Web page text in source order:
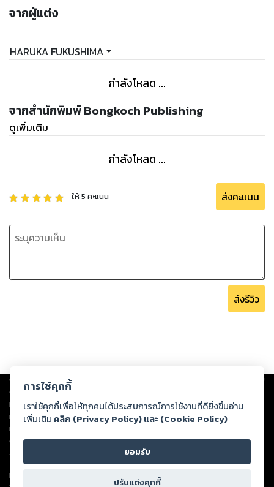
จากผู้แต่ง
HARUKA FUKUSHIMA
กำลังโหลด ...
จากสำนักพิมพ์ Bongkoch Publishing
ดูเพิ่มเติม
กำลังโหลด ...
ให้5 คะแนน ส่งคะแนน
ส่งรีวิว
Copyright © 2026
ต่อผลงานหรือเนื้อหาใดที่อัปโหลดผ่านเว็บไซต์และปรากฏว่าละเมิดสิทธิใน
ทรัพย์สินทางปัญญาของบุคคลอื่นหรือขัดต่อกฎหมายและศีลธรรม ดังนั้น ผู้อ่าน
ทุกท่านโปรดใช้วิจารณญาณในการกลั่นกรองด้วยตนเอง และหากท่านพบว่าส่วน
หนึ่งส่วนใดขัดต่อกฎหมายและศีลธรรม กรุณาแจ้งมายังบริษัท เพื่อทีมงานจะได้
ดำเนินการในทันที ทั้งนี้ ทางสตอรี่ล็อกขอสงวนลิขสิทธิ์ตามพระราชบัญญัติ
ลิขสิทธิ์ พ.ศ. 2537 (ฉบับล่าสุด)
For support: member@ookbee.com
การใช้คุกกี้
เราใช้คุกกี้เพื่อให้ทุกคนได้ประสบการณ์การใช้งานที่ดียิ่งขึ้นอ่าน
เพิ่มเติม คลิก (Privacy Policy) และ (Cookie Policy)
ยอมรับ
ปรับแต่งคุกกี้